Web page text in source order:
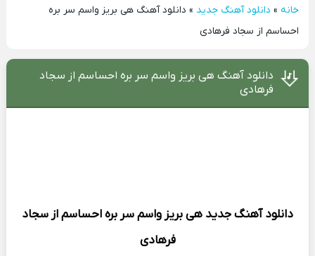
خانه» دانلود آهنگ جدید » دانلود آهنگ هی بریز واسم سر بره
احساسم از سجاد فرهادی
دانلود آهنگ هی بریز واسم سر بره احساسم از سجاد
فرهادی
دانلود آهنگ جدید هی بریز واسم سر بره احساسم ازسجاد
فرهادی